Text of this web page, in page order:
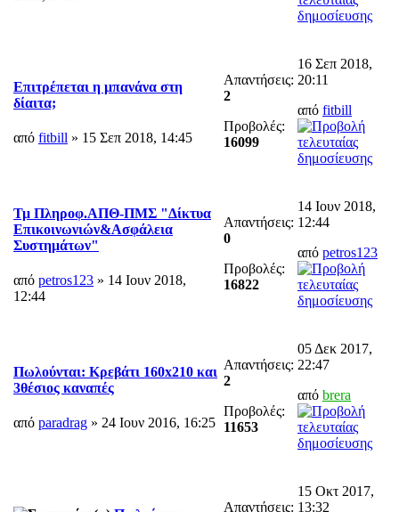
Επιτρέπεται η μπανάνα στη
δίαιτα;
από fitbill » 15 Σεπ 2018, 14:45
Απαντήσεις:
2
Προβολές:
16099
16 Σεπ 2018,
20:11
από fitbill
Τμ Πληροφ.ΑΠΘ-ΠΜΣ "Δίκτυα
Επικοινωνιών&Ασφάλεια
Συστημάτων"
από petros123 » 14 Ιουν 2018,
12:44
Απαντήσεις:
0
Προβολές:
16822
14 Ιουν 2018,
12:44
από petros123
Πωλούνται: Κρεβάτι 160x210 και
3θέσιος καναπές
από paradrag » 24 Ιουν 2016, 16:25
Απαντήσεις:
2
Προβολές:
11653
05 Δεκ 2017,
22:47
από brera
Απαντήσεις:
15 Οκτ 2017,
13:32